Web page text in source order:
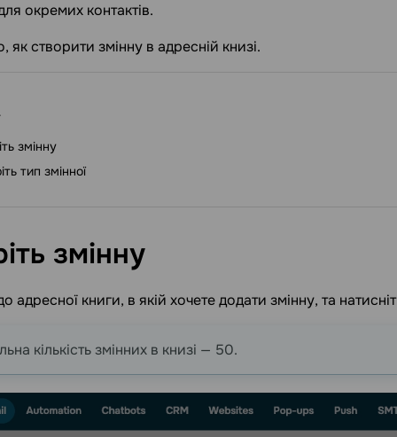
окремих контактів.
як створити змінну в адресній книзі.
змінну
тип змінної
змінну
адресної книги, в якій хочете додати змінну, та
кількість змінних в книзі — 50.